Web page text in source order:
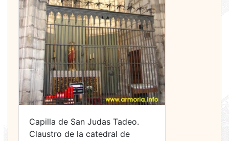
Capilla de San Judas Tadeo.
Claustro de la catedral de